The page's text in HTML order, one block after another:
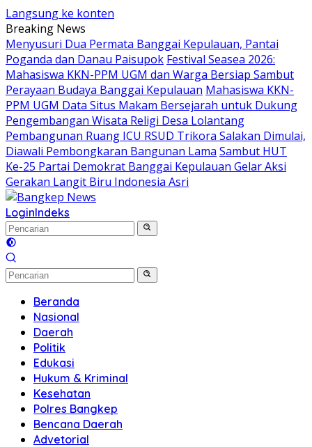
Langsung ke konten
Breaking News
Menyusuri Dua Permata Banggai Kepulauan, Pantai
Poganda dan Danau Paisupok Festival Seasea 2026:
Mahasiswa KKN-PPM UGM dan Warga Bersiap Sambut
Perayaan Budaya Banggai Kepulauan Mahasiswa KKN-
PPM UGM Data Situs Makam Bersejarah untuk Dukung
Pengembangan Wisata Religi Desa Lolantang
Pembangunan Ruang ICU RSUD Trikora Salakan Dimulai,
Diawali Pembongkaran Bangunan Lama Sambut HUT
Ke-25 Partai Demokrat Banggai Kepulauan Gelar Aksi
Gerakan Langit Biru Indonesia Asri
LoginIndeks
Beranda
Nasional
Daerah
Politik
Edukasi
Hukum & Kriminal
Kesehatan
Polres Bangkep
Bencana Daerah
Advetorial